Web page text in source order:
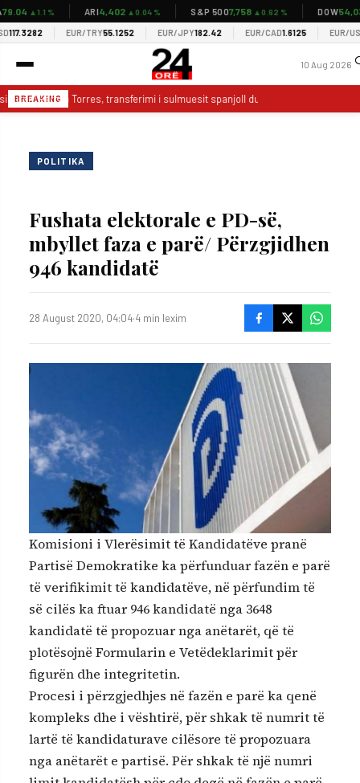
▲1.1 % ARI4,402▲0.04 % S&P 5007,758▲0.62 % DOW54,037
EUR/TRY55.1252 EUR/JPY182.42 EUR/CAD1.6125 EUR/USD
10 Aug 2026
BREAKINGFerran Torres, transferimi i sulmuesit spanjoll duket punë e kryer
POLITIKA
Fushata elektorale e PD-së,
mbyllet faza e parë/ Përzgjidhen
946 kandidatë
28 August 2020, 04:04·4 min lexim
Komisioni i Vlerësimit të Kandidatëve pranë
Partisë Demokratike ka përfunduar fazën e parë
të verifikimit të kandidatëve, në përfundim të
së cilës ka ftuar 946 kandidatë nga 3648
kandidatë të propozuar nga anëtarët, që të
plotësojnë Formularin e Vetëdeklarimit për
figurën dhe integritetin.
Procesi i përzgjedhjes në fazën e parë ka qenë
kompleks dhe i vështirë, për shkak të numrit të
lartë të kandidaturave cilësore të propozuara
nga anëtarët e partisë. Për shkak të një numri